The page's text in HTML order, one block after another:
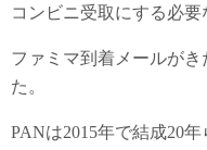
コンビニ受取にする必要
ファミマ到着メールが
た。
PANは2015年で結成20